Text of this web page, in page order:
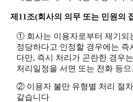
제11조(회사의 의무 또는 민원의
① 회사는 이용자로부터 제기되
정당하다고 인정할 경우에는 즉
다만, 즉시 처리가 곤란한 경우
처리일정을 서면 또는 전화 등
② 이용자 불만 유형별 처리 절
같습니다